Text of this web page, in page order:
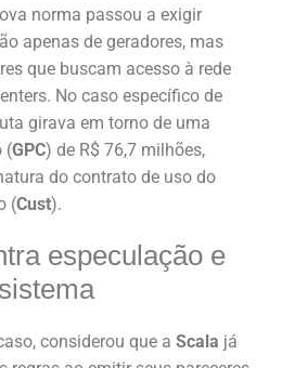
norma passou a exigir
apenas de geradores, mas
que buscam acesso à rede
No caso específico de
girava em torno de uma
(GPC) de R$ 76,7 milhões,
do contrato de uso do
(Cust).
especulação e
considerou que a Scala já